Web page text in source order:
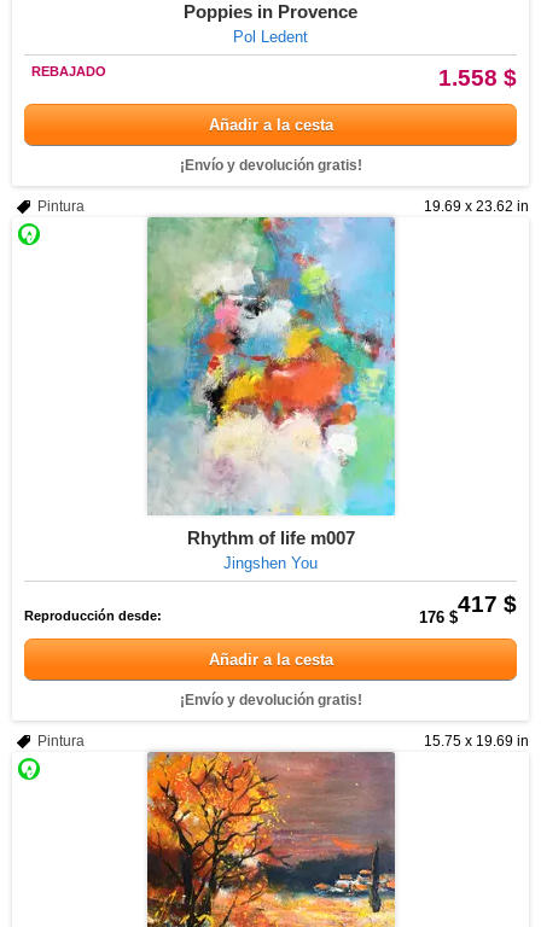
Poppies in Provence
Pol Ledent
1.558 $
REBAJADO
Añadir a la cesta
¡Envío y devolución gratis!
19.69 x 23.62 in
Pintura
Rhythm of life m007
Jingshen You
417 $
Reproducción desde: 176 $
Añadir a la cesta
¡Envío y devolución gratis!
15.75 x 19.69 in
Pintura